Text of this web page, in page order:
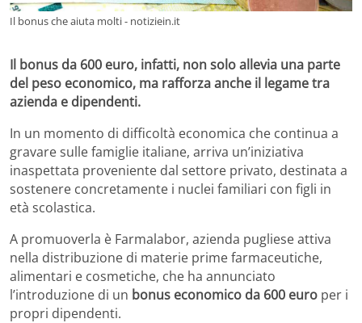
Il bonus che aiuta molti - notiziein.it
Il bonus da 600 euro, infatti, non solo allevia una parte
del peso economico, ma rafforza anche il legame tra
azienda e dipendenti.
In un momento di difficoltà economica che continua a
gravare sulle famiglie italiane, arriva un’iniziativa
inaspettata proveniente dal settore privato, destinata a
sostenere concretamente i nuclei familiari con figli in
età scolastica.
A promuoverla è Farmalabor, azienda pugliese attiva
nella distribuzione di materie prime farmaceutiche,
alimentari e cosmetiche, che ha annunciato
l’introduzione di un bonus economico da 600 euro per i
propri dipendenti.